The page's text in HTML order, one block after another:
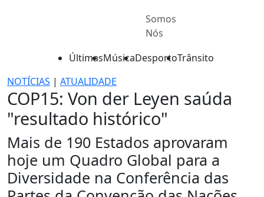
Somos
Nós
ÚltimasMúsicaDesportoTrânsito
NOTÍCIAS | ATUALIDADE
COP15: Von der Leyen saúda
"resultado histórico"
Mais de 190 Estados aprovaram
hoje um Quadro Global para a
Diversidade na Conferência das